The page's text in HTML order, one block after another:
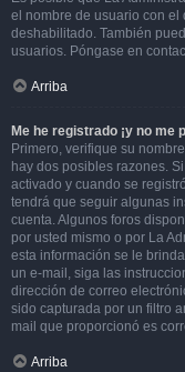
el nombre de usuario con el
deshabilitado. También
usuarios. Póngase en
Arriba
Me he registrado ¡y no me
Primero, verifique su
hay dos posibles razones.
activado y cuando se
tendrá que seguir algunas
cuenta. Algunos foros
por usted mismo o por La
esta información se le
un e-mail, siga las
dirección de correo
sido capturada por un filtro
mail que proporcionó es
Arriba